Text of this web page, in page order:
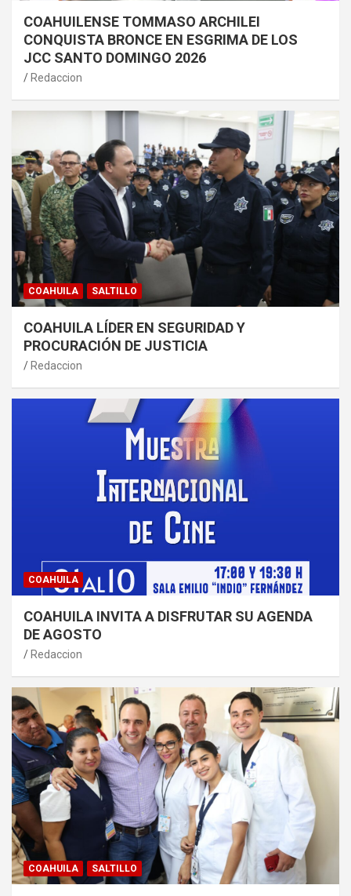
COAHUILENSE TOMMASO ARCHILEI
CONQUISTA BRONCE EN ESGRIMA DE LOS
JCC SANTO DOMINGO 2026
Redaccion
COAHUILA SALTILLO
COAHUILA LÍDER EN SEGURIDAD Y
PROCURACIÓN DE JUSTICIA
Redaccion
COAHUILA
COAHUILA INVITA A DISFRUTAR SU AGENDA
DE AGOSTO
Redaccion
COAHUILA SALTILLO